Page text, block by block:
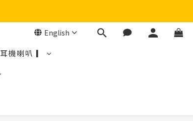
English
耳機喇叭 ▎